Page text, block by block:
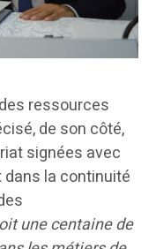
ressources
de son côté,
signées avec
dans la continuité
une centaine de